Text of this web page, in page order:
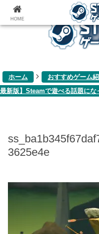
ゲー
ホーム おすすめゲーム
最新版】Steamで遊べる話題にな
3625e4e
HOME